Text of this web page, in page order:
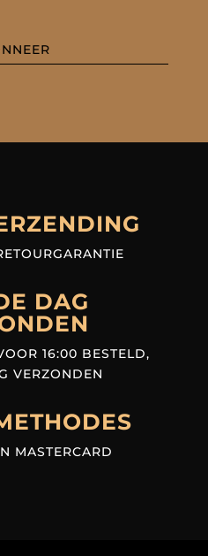
DAG
16:00 BESTELD,
VERZONDEN
MASTERCARD